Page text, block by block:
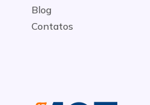
Blog
Contatos